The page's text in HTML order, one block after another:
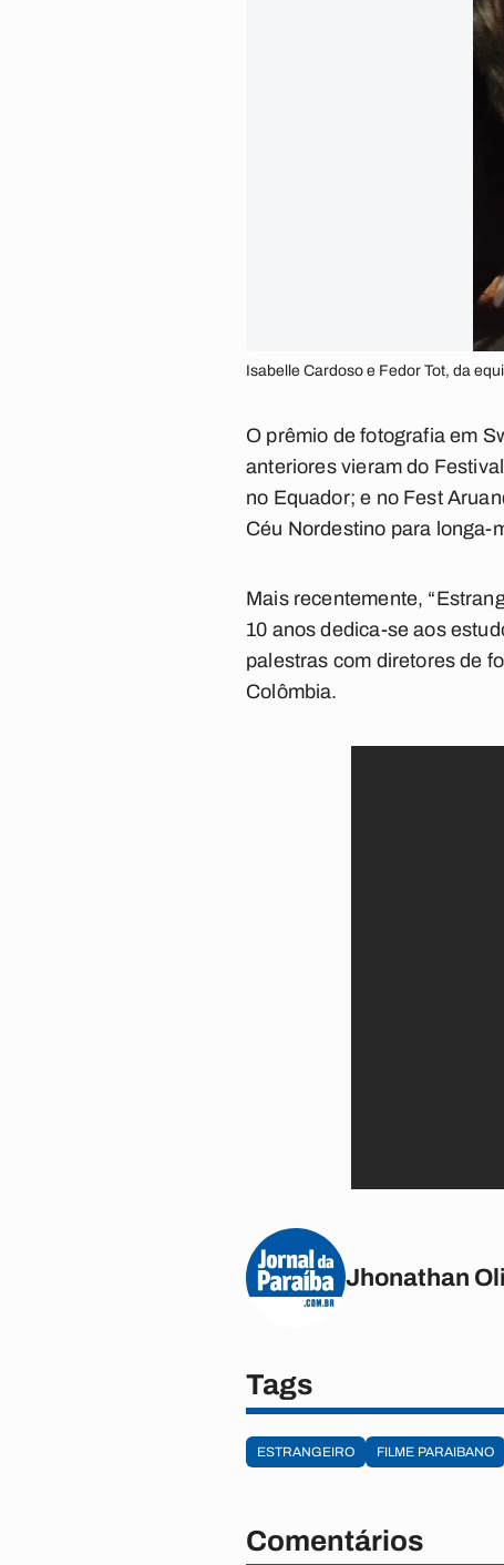
Isabelle Cardoso e Fedor Tot, da
O prêmio de fotografia em
anteriores vieram do
no Equador; e no Fest
Céu Nordestino para longa-
Mais recentemente,
10 anos dedica-se aos
palestras com diretores de
Colômbia.
Jhonathan
Tags
ESTRANGEIRO FILME PARAIBANO
Comentários